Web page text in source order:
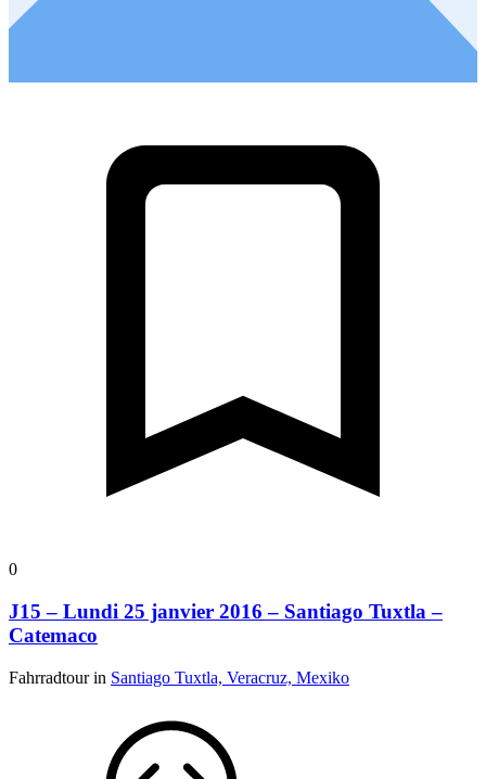
0
J15 – Lundi 25 janvier 2016 – Santiago Tuxtla –
Catemaco
Fahrradtour in Santiago Tuxtla, Veracruz, Mexiko